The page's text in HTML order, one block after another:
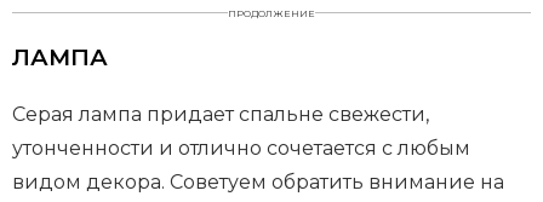
ПРОДОЛЖЕНИЕ
ЛАМПА
Серая лампа придает спальне свежести,
утонченности и отлично сочетается с любым
видом декора. Советуем обратить внимание на